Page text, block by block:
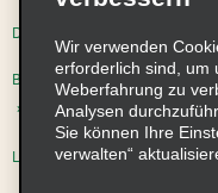
Datenschutzoptionen
Beschwerdeverfahren nach
Wir verwenden
erforderlich sind, um
Weberfahrung zu
Analysen
Sie können Ihre
verwalten“